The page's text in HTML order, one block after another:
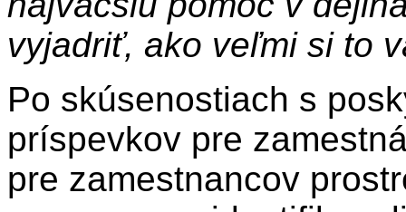
vyjadriť, ako veľmi si to
Po skúsenostiach s
príspevkov pre
pre zamestnancov